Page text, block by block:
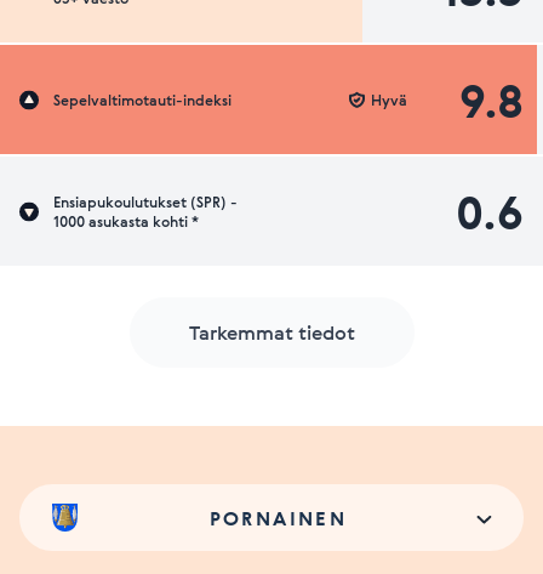
Sepelvaltimotauti-indeksi 9.8
Hyvä
Ensiapukoulutukset (SPR) -
1000 asukasta kohti *
0.6
Tarkemmat tiedot
PORNAINEN